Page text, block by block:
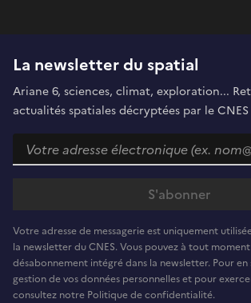
La newsletter du spatial
Ariane 6, sciences, climat, exploration...
actualités spatiales décryptées par le CNES
Votre adresse de messagerie est uniquement
la newsletter du CNES. Vous pouvez à tout
désabonnement intégré dans la newsletter. Pour en
gestion de vos données personnelles et pour
consultez notre Politique de confidentialité.